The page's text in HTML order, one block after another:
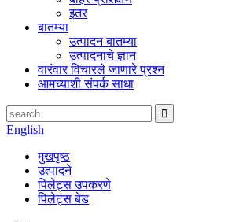
इतर
बातम्या
उत्पादन बातम्या
उत्पादनाचे ज्ञान
वारंवार विचारले जाणारे प्रश्न
आमच्याशी संपर्क साधा
English
मुखपृष्ठ
उत्पादने
पिलेट्स उपकरणे
पिलेट्स बेड